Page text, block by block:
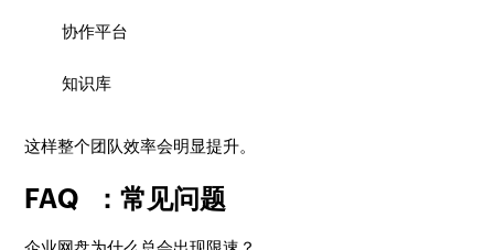
协作平台
知识库
这样整个团队效率会明显提升。
FAQ ：常见问题